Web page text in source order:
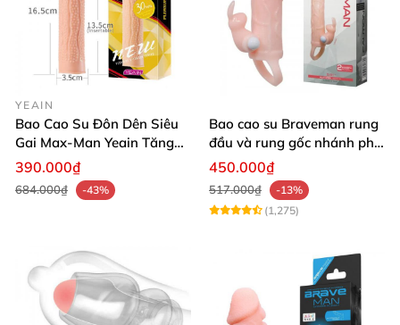
YEAIN
Bao Cao Su Đôn Dên Siêu
Gai Max-Man Yeain Tăng
Kích Thước 3cm Tăng Khoái
390.000₫
684.000₫ -43%
Bao cao su Braveman rung
đầu và rung gốc nhánh phụ
tai thỏ tăng khoái cảm có
450.000₫
517.000₫
-13%
(1,275)